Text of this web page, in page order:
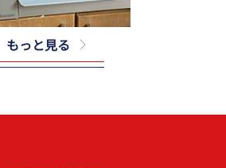
もっと見る